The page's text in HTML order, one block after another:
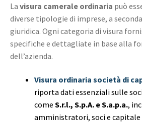
La visura camerale ordinaria può
diverse tipologie di imprese, a
giuridica. Ogni categoria di visura
specifiche e dettagliate in base alla
dell’azienda.
Visura ordinaria società di
riporta dati essenziali sulle
come S.r.l., S.p.A. e S.a.p.a.,
amministratori, soci e capitale